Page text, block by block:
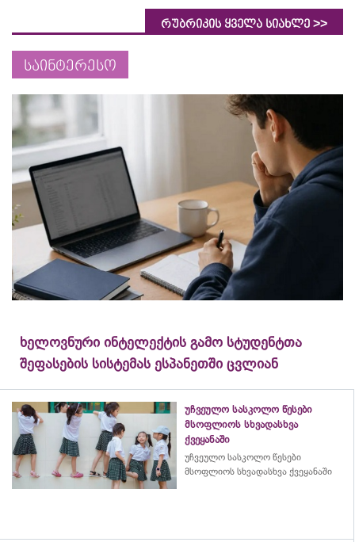
რუბრიკის ყველა სიახლე >>
საინტერესო
ხელოვნური ინტელექტის გამო სტუდენტთა
შეფასების სისტემას ესპანეთში ცვლიან
უჩვეულო სასკოლო წესები
მსოფლიოს სხვადასხვა
ქვეყანაში
უჩვეულო სასკოლო წესები
მსოფლიოს სხვადასხვა ქვეყანაში